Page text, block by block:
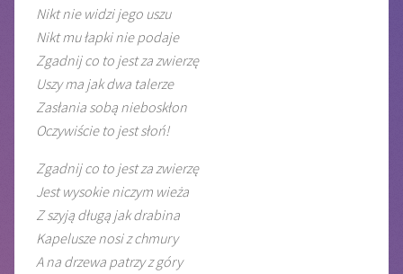
Nikt nie widzi jego uszu
Nikt mu łapki nie podaje
Zgadnij co to jest za zwierzę
Uszy ma jak dwa talerze
Zasłania sobą nieboskłon
Oczywiście to jest słoń!
Zgadnij co to jest za zwierzę
Jest wysokie niczym wieża
Z szyją długą jak drabina
Kapelusze nosi z chmury
A na drzewa patrzy z góry